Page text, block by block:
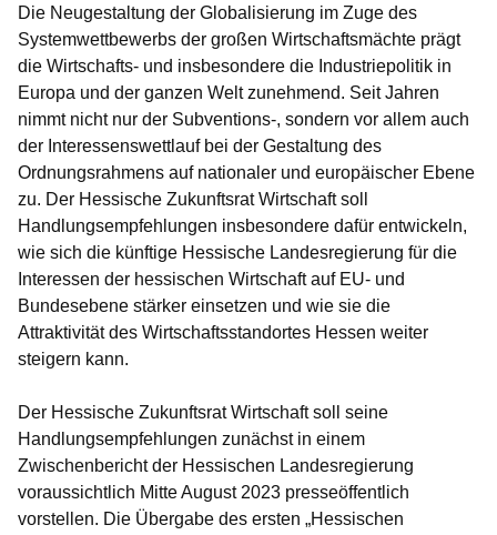
Die Neugestaltung der Globalisierung im Zuge des
Systemwettbewerbs der großen Wirtschaftsmächte prägt
die Wirtschafts- und insbesondere die Industriepolitik in
Europa und der ganzen Welt zunehmend. Seit Jahren
nimmt nicht nur der Subventions-, sondern vor allem auch
der Interessenswettlauf bei der Gestaltung des
Ordnungsrahmens auf nationaler und europäischer Ebene
zu. Der Hessische Zukunftsrat Wirtschaft soll
Handlungsempfehlungen insbesondere dafür entwickeln,
wie sich die künftige Hessische Landesregierung für die
Interessen der hessischen Wirtschaft auf EU- und
Bundesebene stärker einsetzen und wie sie die
Attraktivität des Wirtschaftsstandortes Hessen weiter
steigern kann.
Der Hessische Zukunftsrat Wirtschaft soll seine
Handlungsempfehlungen zunächst in einem
Zwischenbericht der Hessischen Landesregierung
voraussichtlich Mitte August 2023 presseöffentlich
vorstellen. Die Übergabe des ersten „Hessischen